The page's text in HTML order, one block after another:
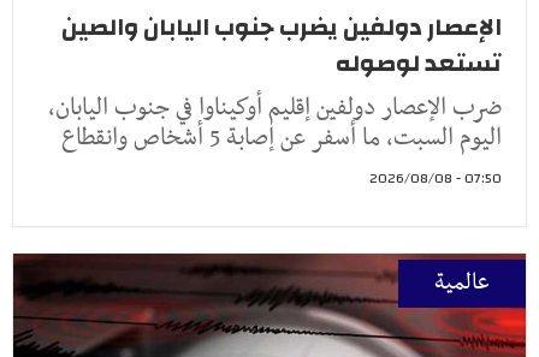
الإعصار دولفين يضرب جنوب اليابان والصين
تستعد لوصوله
ضرب الإعصار دولفين إقليم أوكيناوا في جنوب اليابان،
اليوم السبت، ما أسفر عن إصابة 5 أشخاص وانقطاع
07:50 - 2026/08/08
عالمية